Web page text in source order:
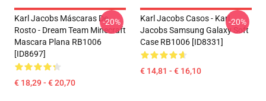
Karl Jacobs Máscaras De
Rosto - Dream Team Minecraft
Mascara Plana RB1006
[ID8697]
€ 18,29 - € 20,70
-20%
Karl Jacobs Casos - Karl
Jacobs Samsung Galaxy Soft
Case RB1006 [ID8331]
€ 14,81 - € 16,10
-20%